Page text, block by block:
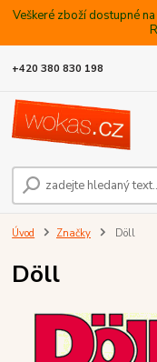
Veškeré zboží dostupné
+420 380 830 198
Úvod Značky Döll
Döll